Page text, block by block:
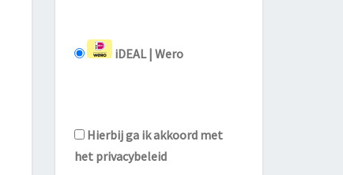
iDEAL | Wero
Hierbij ga ik akkoord met
het privacybeleid